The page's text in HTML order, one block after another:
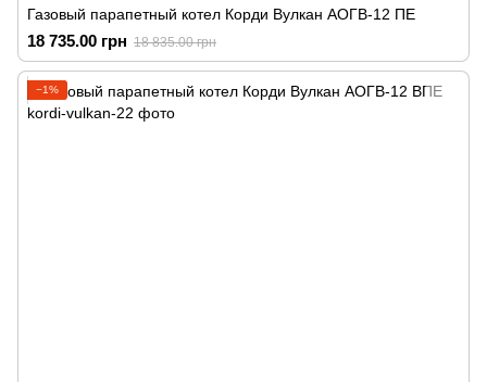
Газовый парапетный котел Корди Вулкан АОГВ-12 ПЕ
18 735.00 грн 18 835.00 грн
−1%